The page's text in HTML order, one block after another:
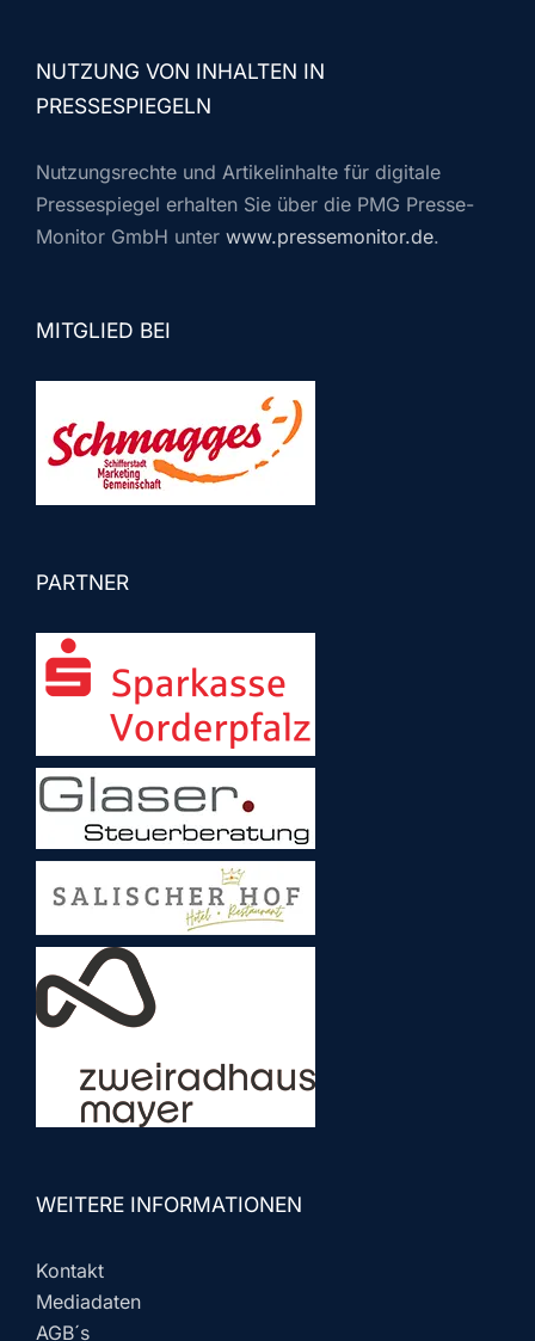
NUTZUNG VON INHALTEN IN
PRESSESPIEGELN
Nutzungsrechte und Artikelinhalte für digitale
Pressespiegel erhalten Sie über die PMG Presse-
Monitor GmbH unter www.pressemonitor.de.
MITGLIED BEI
PARTNER
WEITERE INFORMATIONEN
Kontakt
Mediadaten
AGB´s